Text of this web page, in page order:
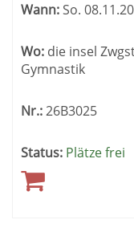
Wann:So.
Wo: die insel
Gymnastik
Nr.:26B3025
Status: Plätze frei